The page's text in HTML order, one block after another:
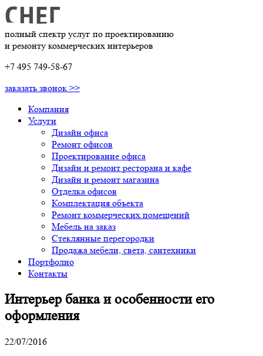
полный спектр услуг по проектированию
и ремонту коммерческих интерьеров
+7 495 749-58-67
заказать звонок >>
Компания
Услуги
Дизайн офиса
Ремонт офисов
Проектирование офиса
Дизайн и ремонт ресторана и кафе
Дизайн и ремонт магазина
Отделка офисов
Комплектация объекта
Ремонт коммерческих помещений
Мебель на заказ
Стеклянные перегородки
Продажа мебели, света, сантехники
Портфолио
Контакты
Интерьер банка и особенности его
оформления
22/07/2016